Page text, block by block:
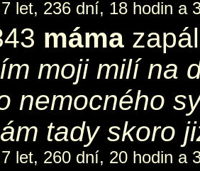
let, 236 dní, 18 hodin a
máma
moji milí na
nemocného
tady skoro
let, 260 dní, 20 hodin a